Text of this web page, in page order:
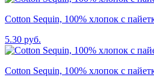
Cotton Sequin, 100% хлопок с
5.30 руб.
Cotton Sequin, 100% хлопок с